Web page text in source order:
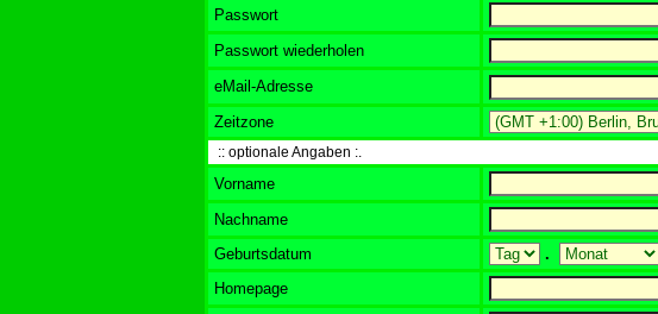
Passwort
Passwort wiederholen
eMail-Adresse
Zeitzone
:: optionale Angaben :.
Vorname
Nachname
Geburtsdatum
.
Homepage